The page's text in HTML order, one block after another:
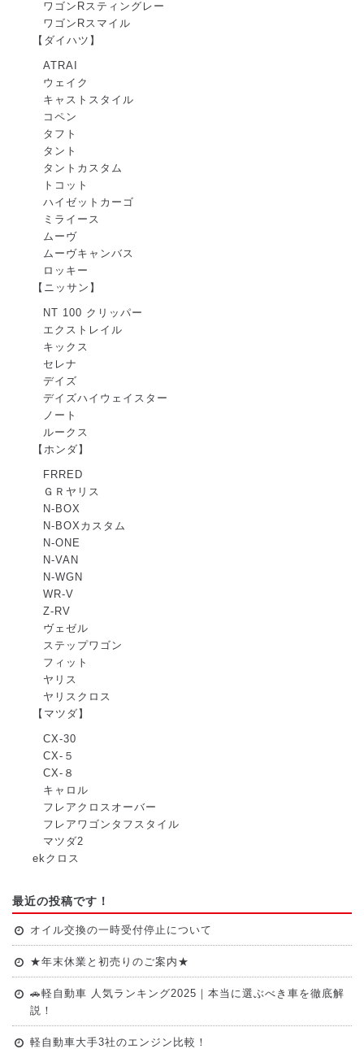
ワゴンRスティングレー
ワゴンRスマイル
【ダイハツ】
ATRAI
ウェイク
キャストスタイル
コペン
タフト
タント
タントカスタム
トコット
ハイゼットカーゴ
ミライース
ムーヴ
ムーヴキャンバス
ロッキー
【ニッサン】
NT 100 クリッパー
エクストレイル
キックス
セレナ
デイズ
デイズハイウェイスター
ノート
ルークス
【ホンダ】
FRRED
ＧＲヤリス
N-BOX
N-BOXカスタム
N-ONE
N-VAN
N-WGN
WR-V
Z-RV
ヴェゼル
ステップワゴン
フィット
ヤリス
ヤリスクロス
【マツダ】
CX-30
CX-５
CX-８
キャロル
フレアクロスオーバー
フレアワゴンタフスタイル
マツダ2
ekクロス
最近の投稿です！
オイル交換の一時受付停止について
★年末休業と初売りのご案内★
🚗軽自動車 人気ランキング2025｜本当に選ぶべき車を徹底解
説！
軽自動車大手3社のエンジン比較！